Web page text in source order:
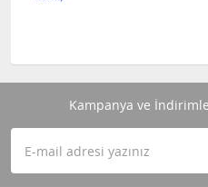
Kampanya ve